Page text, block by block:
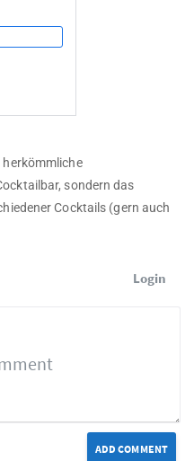
sondern das
Cocktails (gern auch
Login
ADD COMMENT